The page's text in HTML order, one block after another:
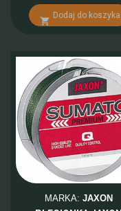

Dodaj do koszyka
MARKA: JAXON